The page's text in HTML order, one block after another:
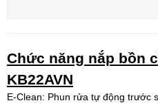
Chức năng nắp bồn
KB22AVN
E-Clean: Phun rửa tự động trước